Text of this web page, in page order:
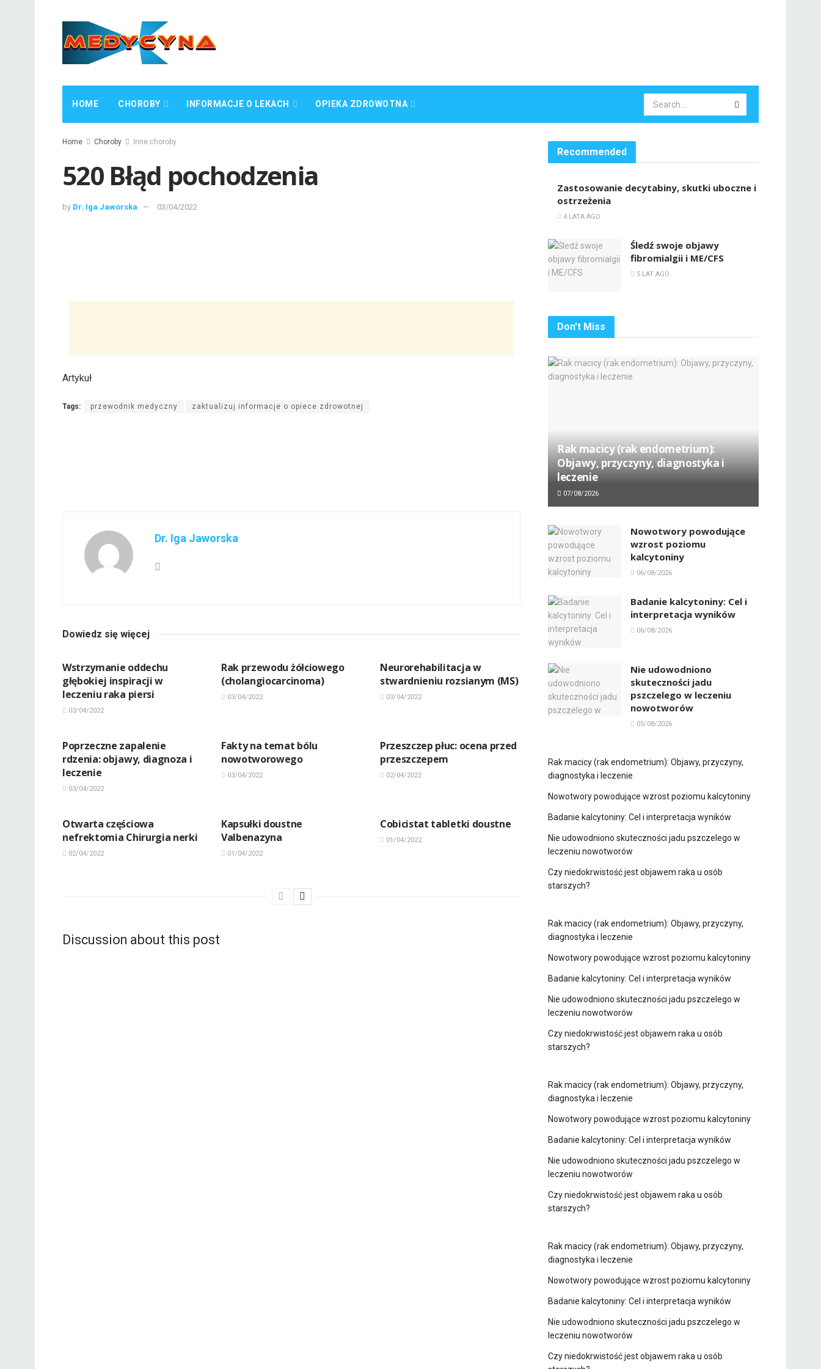
HOME CHOROBY INFORMACJE O LEKACH OPIEKA ZDROWOTNA
Home Choroby Inne choroby
520 Błąd pochodzenia
by Dr. Iga Jaworska 03/04/2022
Artykuł
Tags: przewodnik medyczny zaktualizuj informacje o opiece zdrowotnej
Dr. Iga Jaworska
Dowiedz się więcej
Wstrzymanie oddechu
głębokiej inspiracji w
leczeniu raka piersi
03/04/2022
Rak przewodu żółciowego
(cholangiocarcinoma)
03/04/2022
Neurorehabilitacja w
stwardnieniu rozsianym (MS)
03/04/2022
Poprzeczne zapalenie
rdzenia: objawy, diagnoza i
leczenie
03/04/2022
Fakty na temat bólu
nowotworowego
03/04/2022
Przeszczep płuc: ocena przed
przeszczepem
02/04/2022
Otwarta częściowa
nefrektomia Chirurgia nerki
02/04/2022
Kapsułki doustne
Valbenazyna
01/04/2022
Cobicistat tabletki doustne
01/04/2022
Discussion about this post
Recommended
Zastosowanie decytabiny, skutki uboczne i
ostrzeżenia
4 LATA AGO
Śledź swoje objawy
fibromialgii i ME/CFS
5 LAT AGO
Don't Miss
Rak macicy (rak endometrium):
Objawy, przyczyny, diagnostyka i
leczenie
07/08/2026
Nowotwory powodujące
wzrost poziomu
kalcytoniny
06/08/2026
Badanie kalcytoniny: Cel i
interpretacja wyników
06/08/2026
Nie udowodniono
skuteczności jadu
pszczelego w leczeniu
nowotworów
05/08/2026
Rak macicy (rak endometrium): Objawy, przyczyny,
diagnostyka i leczenie
Nowotwory powodujące wzrost poziomu kalcytoniny
Badanie kalcytoniny: Cel i interpretacja wyników
Nie udowodniono skuteczności jadu pszczelego w
leczeniu nowotworów
Czy niedokrwistość jest objawem raka u osób
starszych?
Rak macicy (rak endometrium): Objawy, przyczyny,
diagnostyka i leczenie
Nowotwory powodujące wzrost poziomu kalcytoniny
Badanie kalcytoniny: Cel i interpretacja wyników
Nie udowodniono skuteczności jadu pszczelego w
leczeniu nowotworów
Czy niedokrwistość jest objawem raka u osób
starszych?
Rak macicy (rak endometrium): Objawy, przyczyny,
diagnostyka i leczenie
Nowotwory powodujące wzrost poziomu kalcytoniny
Badanie kalcytoniny: Cel i interpretacja wyników
Nie udowodniono skuteczności jadu pszczelego w
leczeniu nowotworów
Czy niedokrwistość jest objawem raka u osób
starszych?
Rak macicy (rak endometrium): Objawy, przyczyny,
diagnostyka i leczenie
Nowotwory powodujące wzrost poziomu kalcytoniny
Badanie kalcytoniny: Cel i interpretacja wyników
Nie udowodniono skuteczności jadu pszczelego w
leczeniu nowotworów
Czy niedokrwistość jest objawem raka u osób